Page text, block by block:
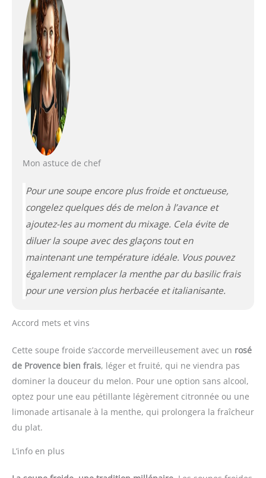
Mon astuce de chef
Pour une soupe encore plus froide et onctueuse,
congelez quelques dés de melon à l’avance et
ajoutez-les au moment du mixage. Cela évite de
diluer la soupe avec des glaçons tout en
maintenant une température idéale. Vous pouvez
également remplacer la menthe par du basilic frais
pour une version plus herbacée et italianisante.
Accord mets et vins
Cette soupe froide s’accorde merveilleusement avec un rosé
de Provence bien frais, léger et fruité, qui ne viendra pas
dominer la douceur du melon. Pour une option sans alcool,
optez pour une eau pétillante légèrement citronnée ou une
limonade artisanale à la menthe, qui prolongera la fraîcheur
du plat.
L’info en plus